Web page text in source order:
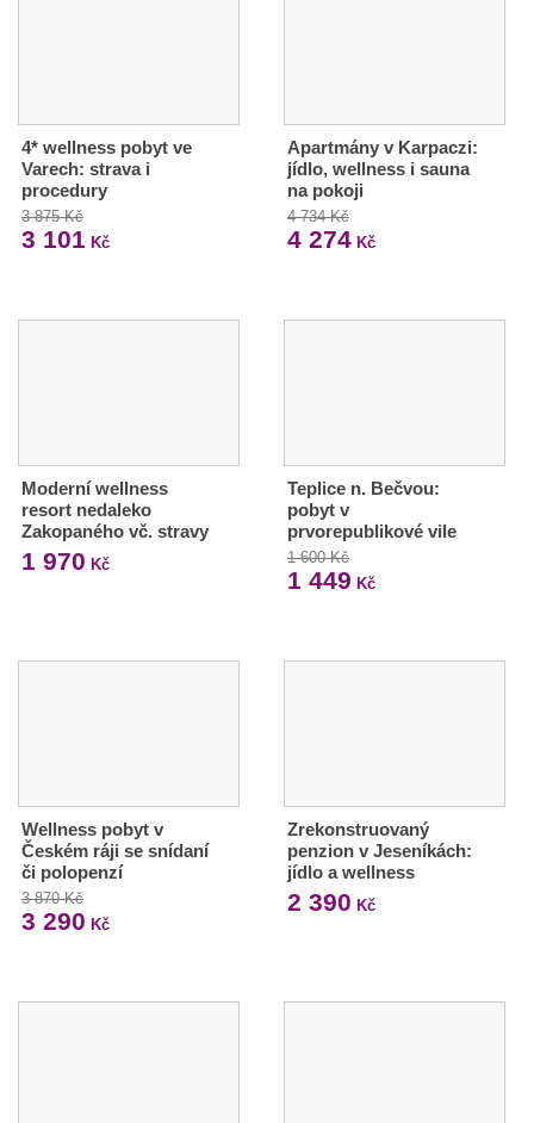
4* wellness pobyt ve
Varech: strava i
procedury
3 875 Kč
3 101 Kč
Apartmány v Karpaczi:
jídlo, wellness i sauna
na pokoji
4 734 Kč
4 274Kč
Moderní wellness
resort nedaleko
Zakopaného vč. stravy
1 970 Kč
Teplice n. Bečvou:
pobyt v
prvorepublikové vile
1 600 Kč
1 449 Kč
Wellness pobyt v
Českém ráji se snídaní
či polopenzí
3 870 Kč
3 290 Kč
Zrekonstruovaný
penzion v Jeseníkách:
jídlo a wellness
2 390 Kč